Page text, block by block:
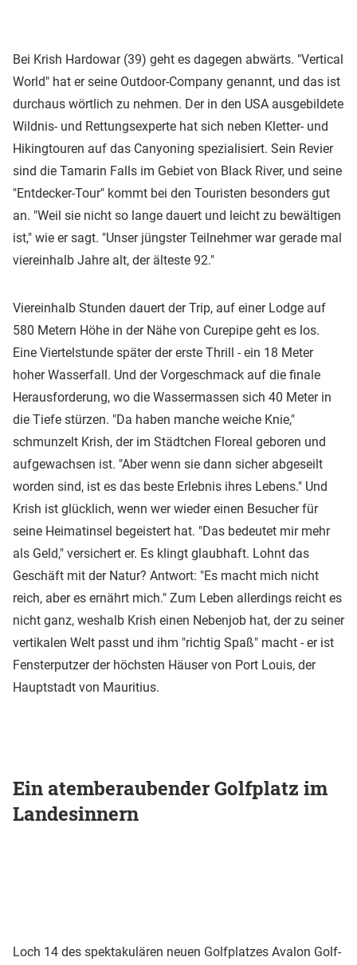
Bei Krish Hardowar (39) geht es dagegen abwärts. "Vertical
World" hat er seine Outdoor-Company genannt, und das ist
durchaus wörtlich zu nehmen. Der in den USA ausgebildete
Wildnis- und Rettungsexperte hat sich neben Kletter- und
Hikingtouren auf das Canyoning spezialisiert. Sein Revier
sind die Tamarin Falls im Gebiet von Black River, und seine
"Entdecker-Tour" kommt bei den Touristen besonders gut
an. "Weil sie nicht so lange dauert und leicht zu bewältigen
ist," wie er sagt. "Unser jüngster Teilnehmer war gerade mal
viereinhalb Jahre alt, der älteste 92."
Viereinhalb Stunden dauert der Trip, auf einer Lodge auf
580 Metern Höhe in der Nähe von Curepipe geht es los.
Eine Viertelstunde später der erste Thrill - ein 18 Meter
hoher Wasserfall. Und der Vorgeschmack auf die finale
Herausforderung, wo die Wassermassen sich 40 Meter in
die Tiefe stürzen. "Da haben manche weiche Knie,"
schmunzelt Krish, der im Städtchen Floreal geboren und
aufgewachsen ist. "Aber wenn sie dann sicher abgeseilt
worden sind, ist es das beste Erlebnis ihres Lebens." Und
Krish ist glücklich, wenn wer wieder einen Besucher für
seine Heimatinsel begeistert hat. "Das bedeutet mir mehr
als Geld," versichert er. Es klingt glaubhaft. Lohnt das
Geschäft mit der Natur? Antwort: "Es macht mich nicht
reich, aber es ernährt mich." Zum Leben allerdings reicht es
nicht ganz, weshalb Krish einen Nebenjob hat, der zu seiner
vertikalen Welt passt und ihm "richtig Spaß" macht - er ist
Fensterputzer der höchsten Häuser von Port Louis, der
Hauptstadt von Mauritius.
Ein atemberaubender Golfplatz im
Landesinnern
Loch 14 des spektakulären neuen Golfplatzes Avalon Golf-